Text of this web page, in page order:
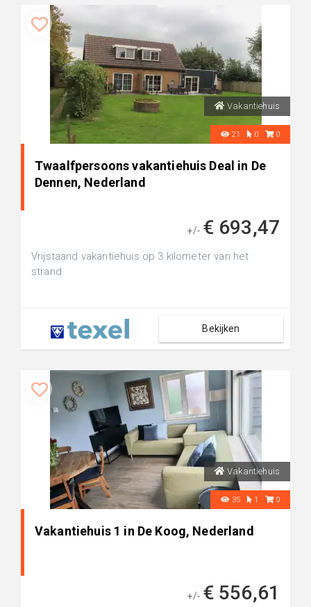
Vakantiehuis
21 0 0
Twaalfpersoons vakantiehuis Deal in De
Dennen, Nederland
+/- € 693,47
Vrijstaand vakantiehuis op 3 kilometer van het
strand
Bekijken
Vakantiehuis
35 1 0
Vakantiehuis 1 in De Koog, Nederland
+/- € 556,61